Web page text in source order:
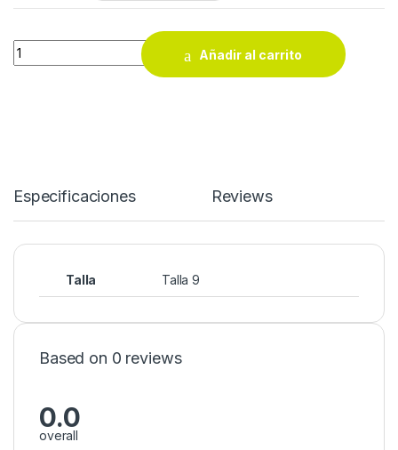
Guantes de pvc 3L Supergalter PR-918 quantity
Añadir al carrito
Especificaciones Reviews
Talla Talla 9
Based on 0 reviews
0.0
overall